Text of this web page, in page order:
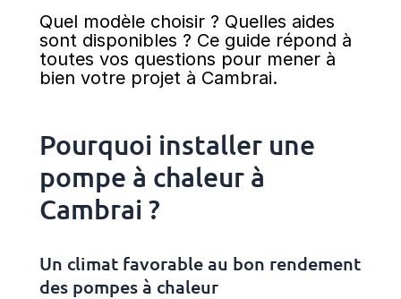
Quel modèle choisir ? Quelles aides
sont disponibles ? Ce guide répond à
toutes vos questions pour mener à
bien votre projet à Cambrai.
Pourquoi installer une
pompe à chaleur à
Cambrai ?
Un climat favorable au bon rendement
des pompes à chaleur